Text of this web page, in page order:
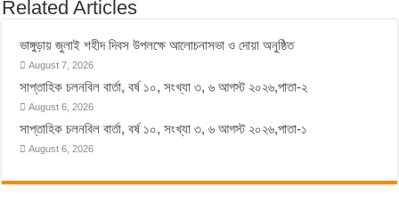
Related Articles
ভাঙ্গুড়ায় জুলাই শহীদ দিবস উপলক্ষে আলোচনাসভা ও দোয়া অনুষ্ঠিত
August 7, 2026
সাপ্তাহিক চলনবিল বার্তা, বর্ষ ১০, সংখ্যা ৩, ৬ আগস্ট ২০২৬,পাতা-২
August 6, 2026
সাপ্তাহিক চলনবিল বার্তা, বর্ষ ১০, সংখ্যা ৩, ৬ আগস্ট ২০২৬,পাতা-১
August 6, 2026